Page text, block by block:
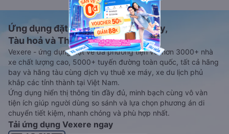
Ứng dụng đặt vé Xe khách, Máy bay,
Tàu hoả và Thuê xe
Vexere - ứng dụng đặt vé đa phương tiện với hơn 3000+ nhà
xe chất lượng cao, 5000+ tuyến đường toàn quốc, tất cả hãng
bay và hãng tàu cùng dịch vụ thuê xe máy, xe du lịch phủ
khắp các tỉnh thành tại Việt Nam.
Ứng dụng hiển thị thông tin đầy đủ, minh bạch cùng vô vàn
tiện ích giúp người dùng so sánh và lựa chọn phương án di
chuyển tiết kiệm, nhanh chóng và phù hợp nhất.
Tải ứng dụng Vexere ngay